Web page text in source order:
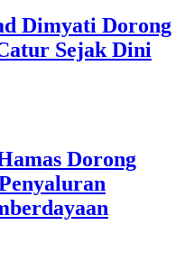
Dimyati Dorong
Sejak Dini
Dorong